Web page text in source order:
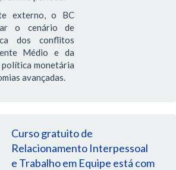
externo, o BC
o cenário de
dos conflitos
Médio e da
monetária
avançadas.
Curso gratuito de
Relacionamento Interpessoal
e Trabalho em Equipe está com